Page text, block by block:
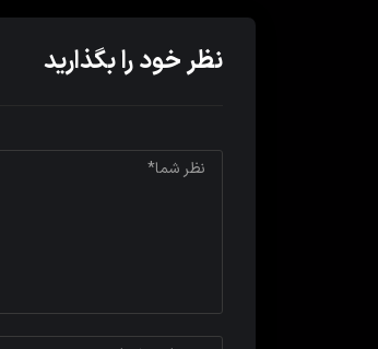
نظر خود را بگذارید